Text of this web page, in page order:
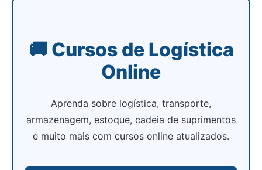
🚚 Cursos de Logística
Online
Aprenda sobre logística, transporte,
armazenagem, estoque, cadeia de suprimentos
e muito mais com cursos online atualizados.